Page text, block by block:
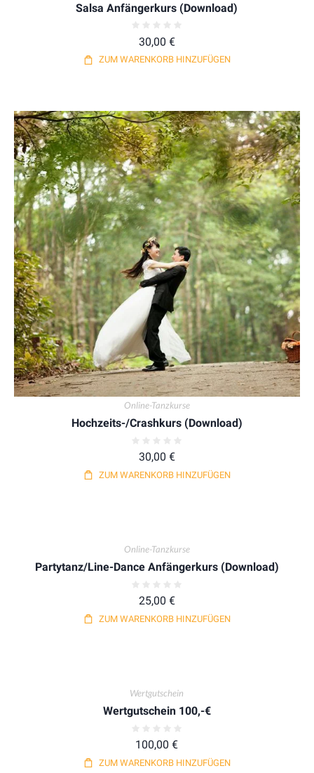
Salsa Anfängerkurs (Download)
ZUM WARENKORB HINZUFÜGEN
30,00 €
Online-Tanzkurse
Hochzeits-/Crashkurs (Download)
ZUM WARENKORB HINZUFÜGEN
30,00 €
Online-Tanzkurse
Partytanz/Line-Dance Anfängerkurs (Download)
ZUM WARENKORB HINZUFÜGEN
25,00 €
Wertgutschein
Wertgutschein 100,-€
ZUM WARENKORB HINZUFÜGEN
100,00€